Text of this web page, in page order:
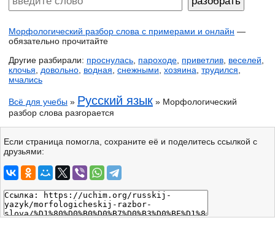
Морфологический разбор слова с примерами и онлайн —
обязательно прочитайте
Другие разбирали: проснулась пароходе приветлив веселей
клочья
довольно водная снежными хозяина трудился
мчались
Всё для учебы » Русский язык » Морфологический
разбор слова разгорается
Если страница помогла, сохраните её и поделитесь ссылкой с
друзьями: